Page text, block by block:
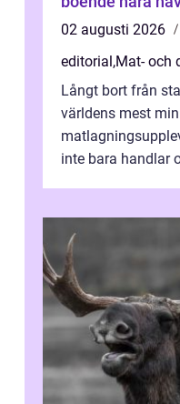
02 augusti 2026
editorial,Mat- och
Långt bort från
världens mest
inte bara handlar